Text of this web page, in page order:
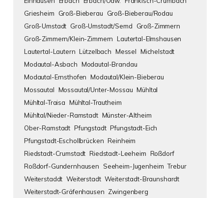
Griesheim
Groß-Bieberau
Groß-Bieberau/Rodau
Groß-Umstadt Groß-Umstadt/Semd
Groß-Zimmern
Groß-Zimmern/Klein-Zimmern Lautertal-Elmshausen
Lautertal-Lautern Lützelbach Messel Michelstadt
Modautal-Asbach Modautal-Brandau
Modautal-Ernsthofen Modautal/Klein-Bieberau
Mossautal Mossautal/Unter-Mossau Mühltal
Mühltal-Traisa Mühltal-Trautheim
Mühltal/Nieder-Ramstadt Münster-Altheim
Ober-Ramstadt Pfungstadt Pfungstadt-Eich
Pfungstadt-Eschollbrücken Reinheim
Riedstadt-Crumstadt Riedstadt-Leeheim Roßdorf
Roßdorf-Gundernhausen Seeheim-Jugenheim Trebur
Weiterstaddt Weiterstadt Weiterstadt-Braunshardt
Weiterstadt-Gräfenhausen Zwingenberg